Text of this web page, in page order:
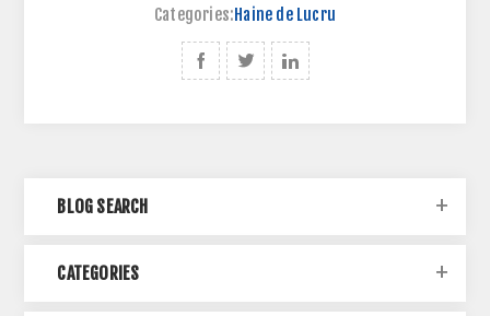
Categories:Haine de Lucru
BLOG SEARCH
CATEGORIES